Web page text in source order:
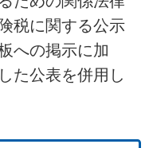
税に関する公示
への掲示に加
た公表を併用し